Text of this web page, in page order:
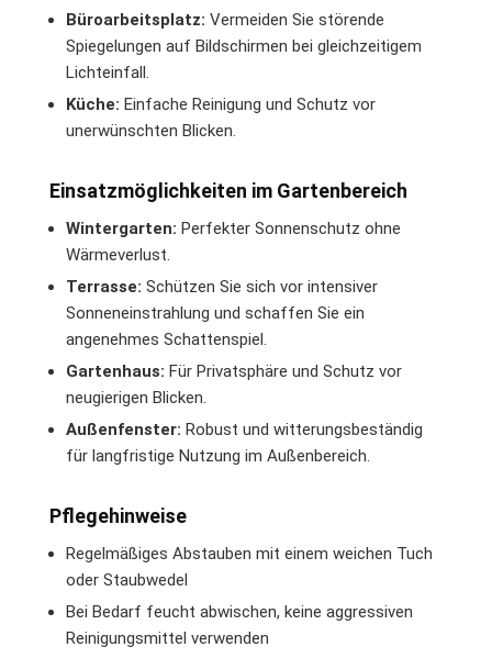
Büroarbeitsplatz: Vermeiden Sie störende
Spiegelungen auf Bildschirmen bei gleichzeitigem
Lichteinfall.
Küche: Einfache Reinigung und Schutz vor
unerwünschten Blicken.
Einsatzmöglichkeiten im Gartenbereich
Wintergarten: Perfekter Sonnenschutz ohne
Wärmeverlust.
Terrasse: Schützen Sie sich vor intensiver
Sonneneinstrahlung und schaffen Sie ein
angenehmes Schattenspiel.
Gartenhaus: Für Privatsphäre und Schutz vor
neugierigen Blicken.
Außenfenster: Robust und witterungsbeständig
für langfristige Nutzung im Außenbereich.
Pflegehinweise
Regelmäßiges Abstauben mit einem weichen Tuch
oder Staubwedel
Bei Bedarf feucht abwischen, keine aggressiven
Reinigungsmittel verwenden